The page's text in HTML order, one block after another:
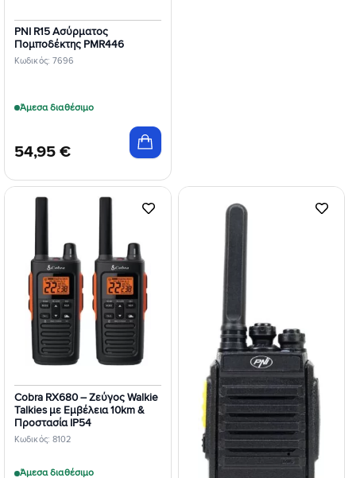
Κωδικός: 7696
PNI R15 Ασύρματος
Πομποδέκτης PMR446
54,95 €
Άμεσα διαθέσιμο
Επιθυμιών
Κωδικός: 8102
Cobra RX680 – Ζεύγος Walkie
Talkies με Εμβέλεια 10km &
Προστασία IP54
Άμεσα διαθέσιμο